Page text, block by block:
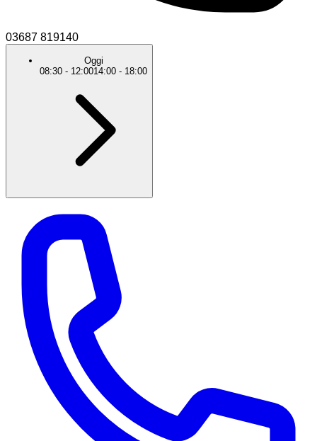
03687 819140
Oggi
08:30 - 12:0014:00 - 18:00